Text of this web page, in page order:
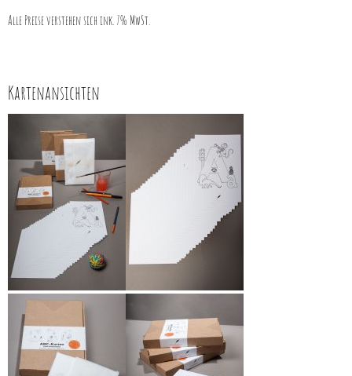
Alle Preise verstehen sich ink. 7% MwSt.
Kartenansichten